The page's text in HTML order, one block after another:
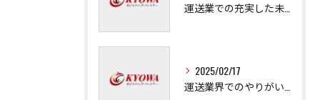
2025/02/17